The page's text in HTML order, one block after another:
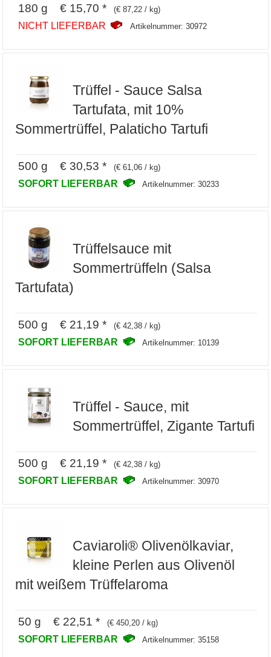
180 g € 15,70 * (€ 87,22 / kg)
NICHT LIEFERBAR Artikelnummer: 30972
Trüffel - Sauce Salsa
Tartufata, mit 10%
Sommertrüffel, Palaticho Tartufi
500 g € 30,53 * (€ 61,06 / kg)
SOFORT LIEFERBAR Artikelnummer: 30233
Trüffelsauce mit
Sommertrüffeln (Salsa
Tartufata)
500 g € 21,19 * (€ 42,38 / kg)
SOFORT LIEFERBAR Artikelnummer: 10139
Trüffel - Sauce, mit
Sommertrüffel, Zigante Tartufi
500 g € 21,19 * (€ 42,38 / kg)
SOFORT LIEFERBAR Artikelnummer: 30970
Caviaroli® Olivenölkaviar,
kleine Perlen aus Olivenöl
mit weißem Trüffelaroma
50 g € 22,51 * (€ 450,20 / kg)
SOFORT LIEFERBAR Artikelnummer: 35158